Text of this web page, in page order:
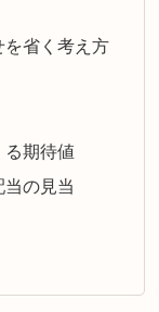
を省く考え方
期待値
当の見当